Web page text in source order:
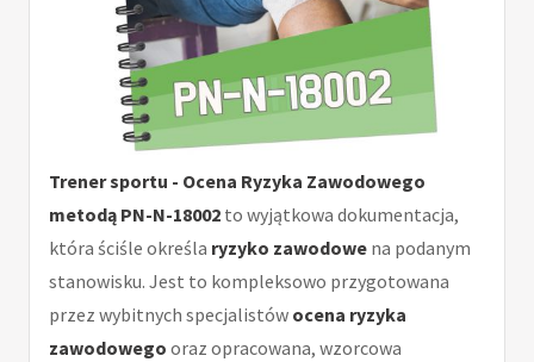
Trener sportu - Ocena Ryzyka Zawodowego
metodą PN-N-18002 to wyjątkowa dokumentacja,
która ściśle określa ryzyko zawodowe na podanym
stanowisku. Jest to kompleksowo przygotowana
przez wybitnych specjalistów ocena ryzyka
zawodowego oraz opracowana, wzorcowa